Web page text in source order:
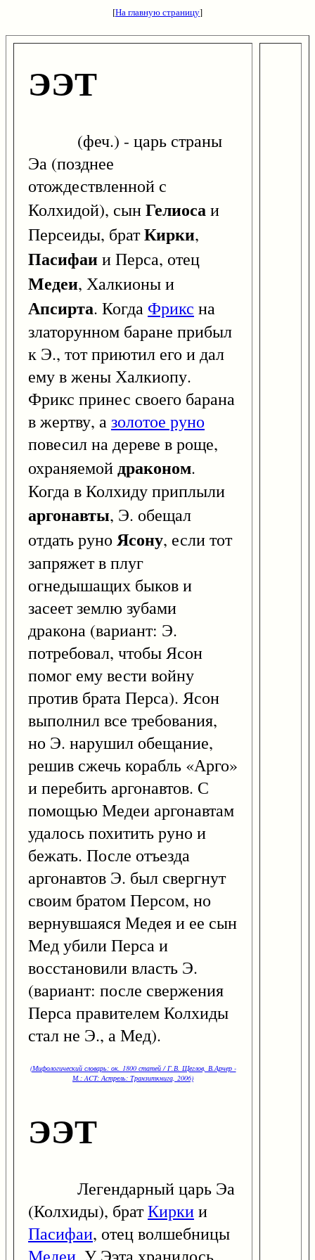
[На главную страницу]
ЭЭТ
(феч.) - царь страны
Эа (позднее
отождествленной с
Колхидой), сынГелиосаи
Персеиды, братКирки,
Пасифаии Перса, отец
Медеи, Халкионы и
Апсирта. Когда Фрикс на
златорунном баране прибыл
к Э., тот приютил его и дал
ему в жены Халкиопу.
Фрикс принес своего барана
в жертву, азолотое руно
повесил на дереве в роще,
охраняемойдраконом.
Когда в Колхиду приплыли
аргонавты, Э. обещал
отдать руно Ясону, если тот
запряжет в плуг
огнедышащих быков и
засеет землю зубами
дракона (вариант: Э.
потребовал, чтобы Ясон
помог ему вести войну
против брата Перса). Ясон
выполнил все требования,
но Э. нарушил обещание,
решив сжечь корабль «Арго»
и перебить аргонавтов. С
помощью Медеи аргонавтам
удалось похитить руно и
бежать. После отъезда
аргонавтов Э. был свергнут
своим братом Персом, но
вернувшаяся Медея и ее сын
Мед убили Перса и
восстановили власть Э.
(вариант: после свержения
Перса правителем Колхиды
стал не Э., а Мед).
(Мифологический словарь: ок. 1800 статей / Г.В. Щеглов, В.Арчер -
М.: ACT: Астрель: Транзиткнига, 2006)
ЭЭТ
Легендарный царь Эа
(Колхиды), братКиркии
Пасифаи, отец волшебницы